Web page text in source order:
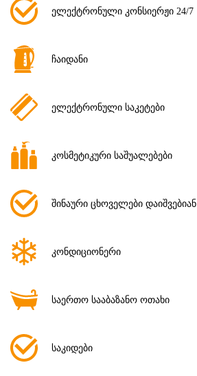
ელექტრონული კონსიერჟი 24/7
ჩაიდანი
ელექტრონული საკეტები
კოსმეტიკური საშუალებები
შინაური ცხოველები დაიშვებიან
კონდიციონერი
საერთო სააბაზანო ოთახი
საკიდები